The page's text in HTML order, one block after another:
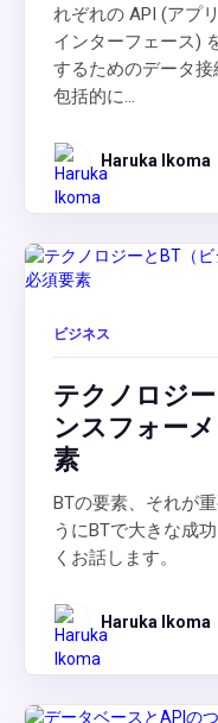
れぞれの API (アプ
インターフェース)
するためのデータ
包括的に...
Haruka Ikoma
ビジネス
テクノロジ
ンスフォー
素
BTの要素、それが
うにBTで大きな成
くお話します。
Haruka Ikoma